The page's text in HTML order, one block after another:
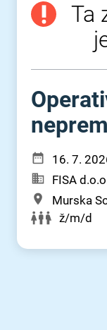
Ta
16. 7.
FISA
Murska
ž/m/d